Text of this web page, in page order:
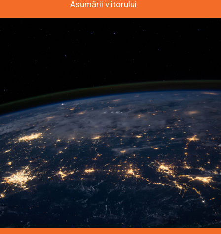
Asumării viitorului